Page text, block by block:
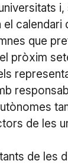
el calendari
que
pròxim
de les
de les